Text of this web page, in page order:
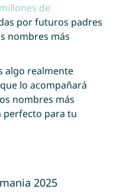
de
por futuros padres
nombres más
algo realmente
lo acompañará
nombres más
perfecto para tu
2025